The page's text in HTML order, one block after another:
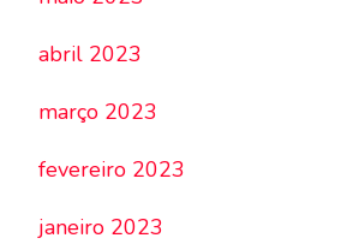
abril 2023
março 2023
fevereiro 2023
janeiro 2023